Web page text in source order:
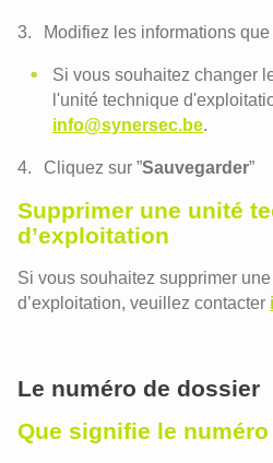
Modifiez les informations
Si vous souhaitez changer
l'unité technique
info@synersec.be.
Cliquez sur ”Sauvegarder”
Supprimer une unité
d’exploitation
Si vous souhaitez supprimer
d’exploitation, veuillez contacter
Le numéro de dossier
Que signifie le